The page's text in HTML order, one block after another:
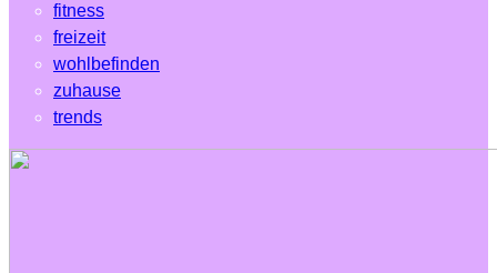
fitness
freizeit
wohlbefinden
zuhause
trends